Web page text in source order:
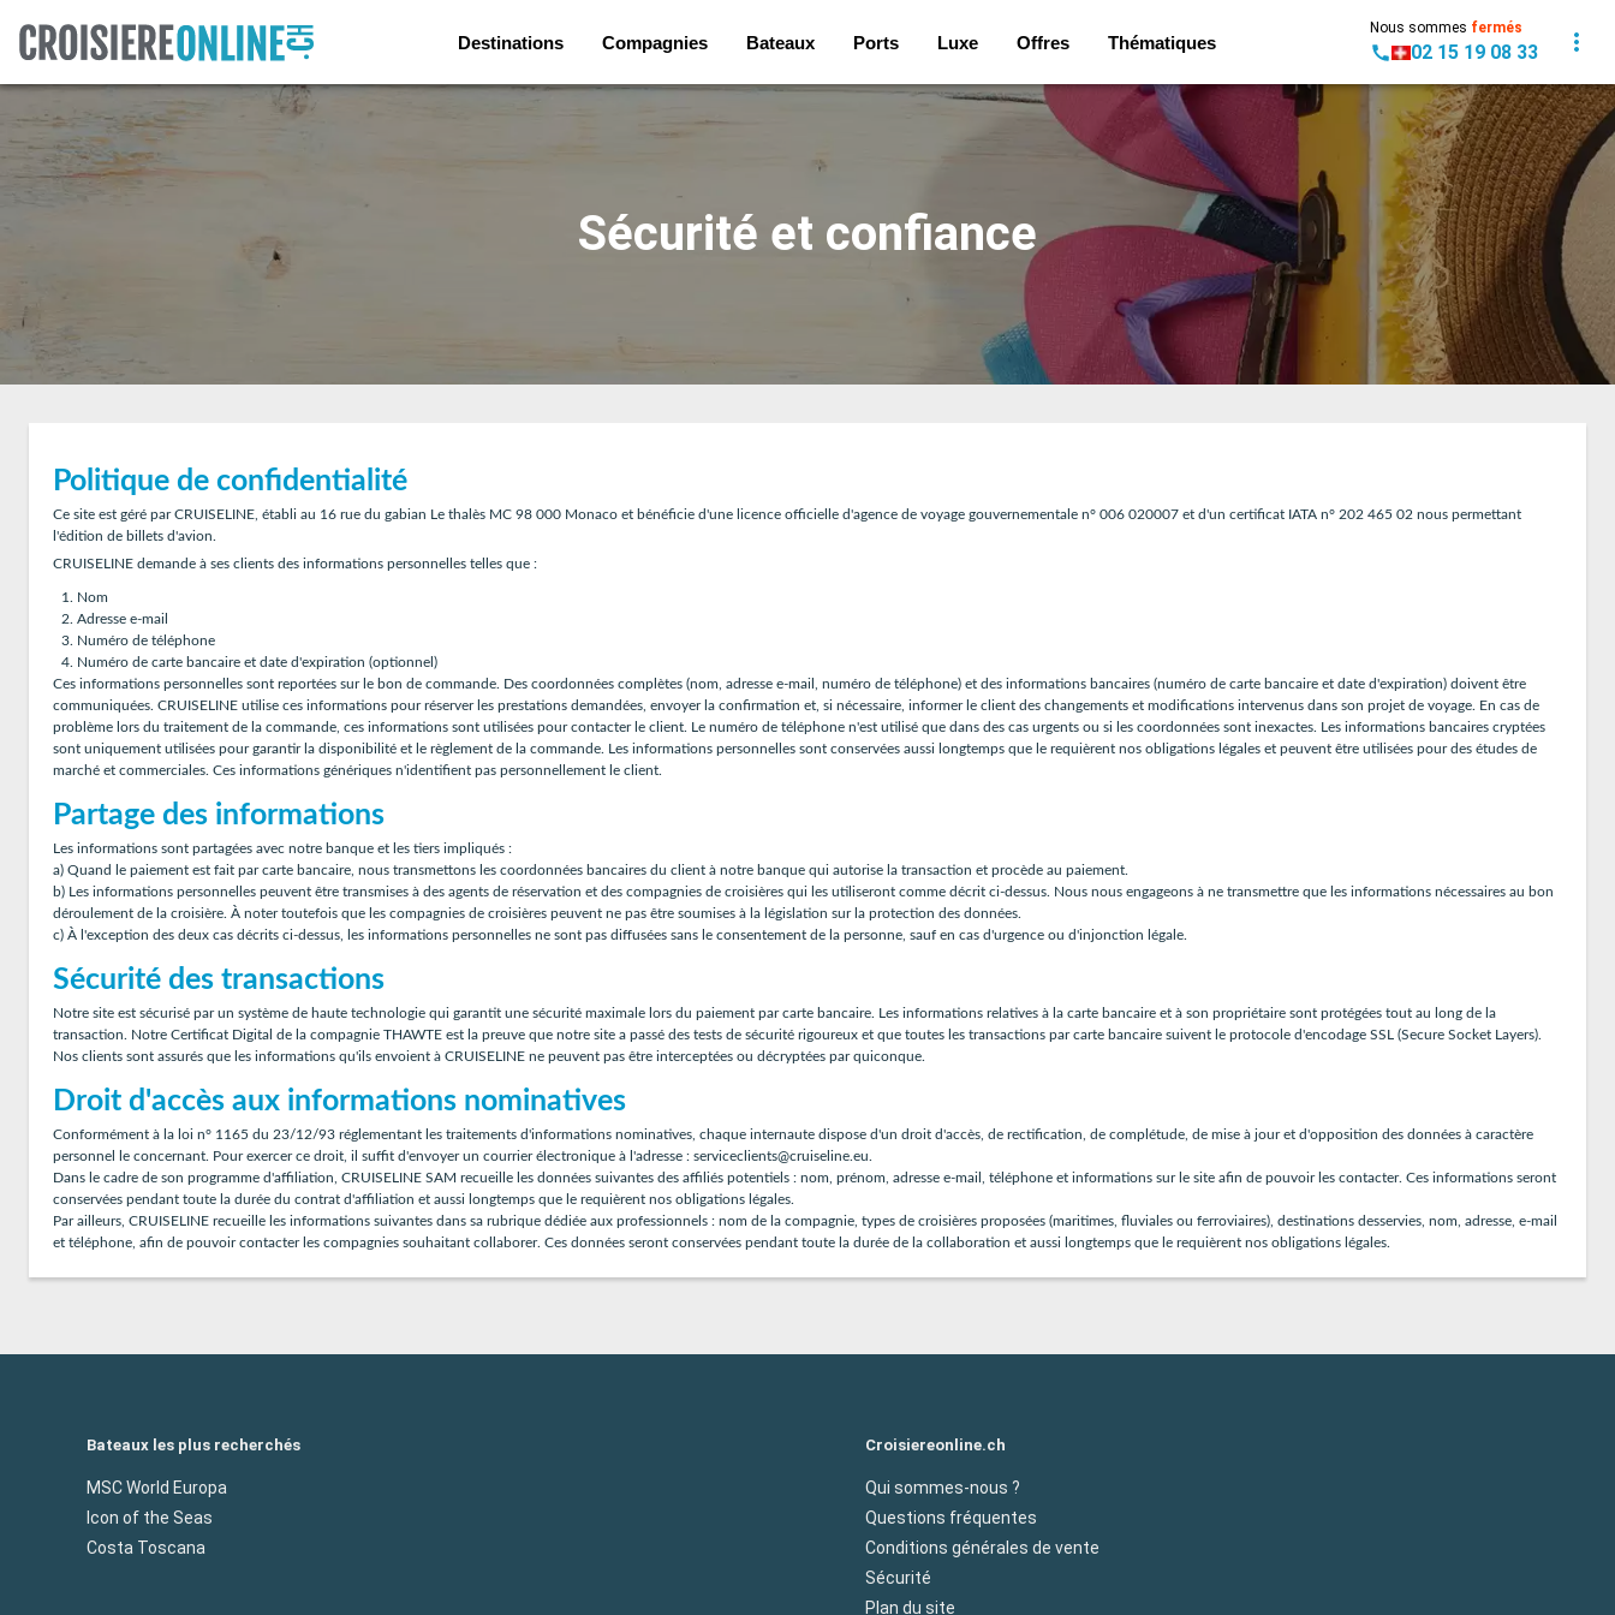
Destinations Compagnies Bateaux Ports Luxe Offres Thématiques
Nous sommes fermés
02 15 19 08 33
Sécurité et confiance
Politique de confidentialité
Ce site est géré par CRUISELINE, établi au 16 rue du gabian Le thalès MC 98 000 Monaco et bénéficie d'une licence officielle d'agence de voyage gouvernementale n° 006 020007 et d'un certificat IATA n° 202 465 02 nous permettant
l'édition de billets d'avion.
CRUISELINE demande à ses clients des informations personnelles telles que :
Nom
Adresse e-mail
Numéro de téléphone
Numéro de carte bancaire et date d'expiration (optionnel)
Ces informations personnelles sont reportées sur le bon de commande. Des coordonnées complètes (nom, adresse e-mail, numéro de téléphone) et des informations bancaires (numéro de carte bancaire et date d'expiration) doivent être
communiquées. CRUISELINE utilise ces informations pour réserver les prestations demandées, envoyer la confirmation et, si nécessaire, informer le client des changements et modifications intervenus dans son projet de voyage. En cas de
problème lors du traitement de la commande, ces informations sont utilisées pour contacter le client. Le numéro de téléphone n'est utilisé que dans des cas urgents ou si les coordonnées sont inexactes. Les informations bancaires cryptées
sont uniquement utilisées pour garantir la disponibilité et le règlement de la commande. Les informations personnelles sont conservées aussi longtemps que le requièrent nos obligations légales et peuvent être utilisées pour des études de
marché et commerciales. Ces informations génériques n'identifient pas personnellement le client.
Partage des informations
Les informations sont partagées avec notre banque et les tiers impliqués :
a) Quand le paiement est fait par carte bancaire, nous transmettons les coordonnées bancaires du client à notre banque qui autorise la transaction et procède au paiement.
b) Les informations personnelles peuvent être transmises à des agents de réservation et des compagnies de croisières qui les utiliseront comme décrit ci-dessus. Nous nous engageons à ne transmettre que les informations nécessaires au bon
déroulement de la croisière. À noter toutefois que les compagnies de croisières peuvent ne pas être soumises à la législation sur la protection des données.
c) À l'exception des deux cas décrits ci-dessus, les informations personnelles ne sont pas diffusées sans le consentement de la personne, sauf en cas d'urgence ou d'injonction légale.
Sécurité des transactions
Notre site est sécurisé par un système de haute technologie qui garantit une sécurité maximale lors du paiement par carte bancaire. Les informations relatives à la carte bancaire et à son propriétaire sont protégées tout au long de la
transaction. Notre Certificat Digital de la compagnie THAWTE est la preuve que notre site a passé des tests de sécurité rigoureux et que toutes les transactions par carte bancaire suivent le protocole d'encodage SSL (Secure Socket Layers).
Nos clients sont assurés que les informations qu'ils envoient à CRUISELINE ne peuvent pas être interceptées ou décryptées par quiconque.
Droit d'accès aux informations nominatives
Conformément à la loi n° 1165 du 23/12/93 réglementant les traitements d'informations nominatives, chaque internaute dispose d'un droit d'accès, de rectification, de complétude, de mise à jour et d'opposition des données à caractère
personnel le concernant. Pour exercer ce droit, il suffit d'envoyer un courrier électronique à l'adresse : serviceclients@cruiseline.eu.
Dans le cadre de son programme d'affiliation, CRUISELINE SAM recueille les données suivantes des affiliés potentiels : nom, prénom, adresse e-mail, téléphone et informations sur le site afin de pouvoir les contacter. Ces informations seront
conservées pendant toute la durée du contrat d'affiliation et aussi longtemps que le requièrent nos obligations légales.
Par ailleurs, CRUISELINE recueille les informations suivantes dans sa rubrique dédiée aux professionnels : nom de la compagnie, types de croisières proposées (maritimes, fluviales ou ferroviaires), destinations desservies, nom, adresse, e-mail
et téléphone, afin de pouvoir contacter les compagnies souhaitant collaborer. Ces données seront conservées pendant toute la durée de la collaboration et aussi longtemps que le requièrent nos obligations légales.
Bateaux les plus recherchés
MSC World Europa
Icon of the Seas
Costa Toscana
Croisiereonline.ch
Qui sommes-nous ?
Questions fréquentes
Conditions générales de vente
Sécurité
Plan du site